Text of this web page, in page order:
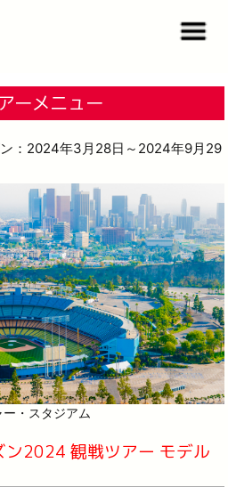
ーメニュー
：2024年3月28日～2024年9月29
ー・スタジアム
ン2024 観戦ツアー モデル